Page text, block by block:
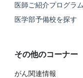
医師ご紹介プログラム
医学部予備校を探す
その他のコーナー
がん関連情報